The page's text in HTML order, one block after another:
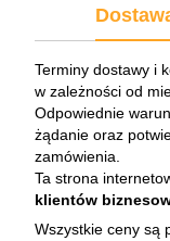
Terminy dostawy i
w zależności od
Odpowiednie
żądanie oraz
zamówienia.
Ta strona
klientów
Wszystkie ceny są